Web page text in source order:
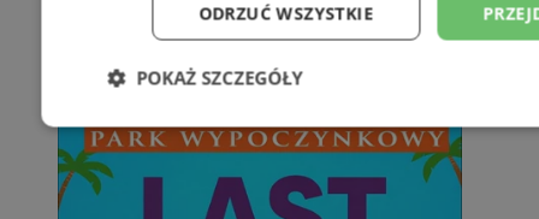
ODRZUĆ WSZYSTKIE
POKAŻ SZCZEGÓŁY
Niezbędne Wydajność